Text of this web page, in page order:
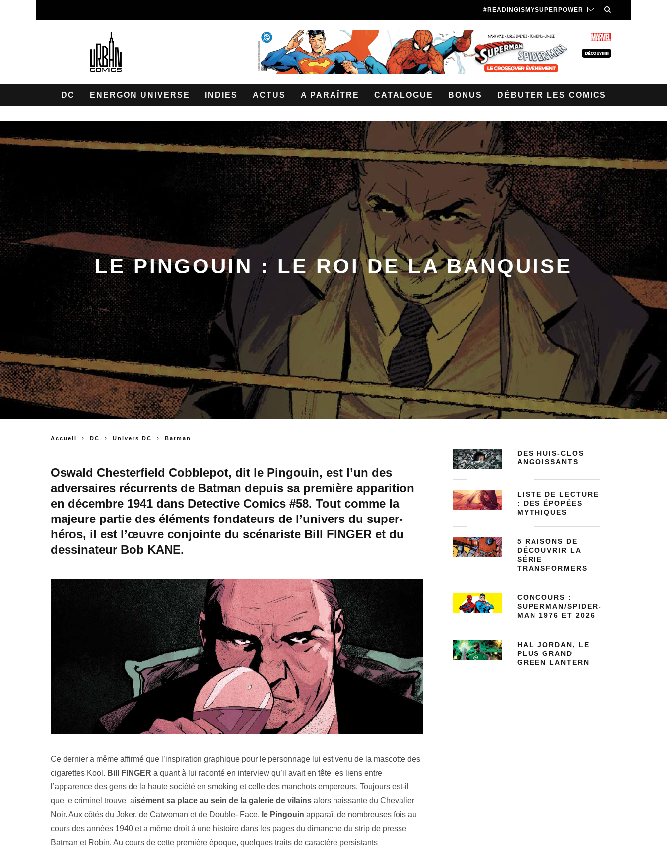
#READINGISMYSUPERPOWER
DC ENERGON UNIVERSE INDIES ACTUS A PARAÎTRE CATALOGUE BONUS DÉBUTER LES COMICS
LE PINGOUIN : LE ROI DE LA BANQUISE
Accueil DC Univers DC Batman
Oswald Chesterfield Cobblepot, dit le Pingouin, est l’un des
adversaires récurrents de Batman depuis sa première apparition
en décembre 1941 dans Detective Comics #58. Tout comme la
majeure partie des éléments fondateurs de l’univers du super-
héros, il est l’œuvre conjointe du scénariste Bill FINGER et du
dessinateur Bob KANE.
Ce dernier a même affirmé que l’inspiration graphique pour le personnage lui est venu de la mascotte des
cigarettes Kool. Bill FINGER a quant à lui raconté en interview qu’il avait en tête les liens entre
l’apparence des gens de la haute société en smoking et celle des manchots empereurs. Toujours est-il
que le criminel trouve aisément sa place au sein de la galerie de vilains alors naissante du Chevalier
Noir. Aux côtés du Joker, de Catwoman et de Double- Face, le Pingouin apparaît de nombreuses fois au
cours des années 1940 et a même droit à une histoire dans les pages du dimanche du strip de presse
Batman et Robin. Au cours de cette première époque, quelques traits de caractère persistants
DES HUIS-CLOS
ANGOISSANTS
LISTE DE LECTURE
: DES ÉPOPÉES
MYTHIQUES
5 RAISONS DE
DÉCOUVRIR LA
SÉRIE
TRANSFORMERS
CONCOURS :
SUPERMAN/SPIDER-
MAN 1976 ET 2026
HAL JORDAN, LE
PLUS GRAND
GREEN LANTERN